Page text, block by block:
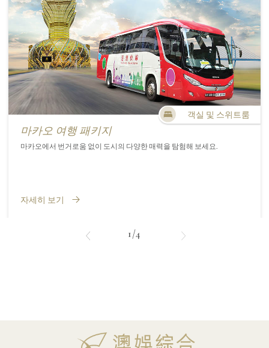
객실 및 스위트룸
마카오 여행 패키지
마카오에서 번거로움 없이 도시의 다양한 매력을 탐험해 보세요.
자세히 보기
1/4